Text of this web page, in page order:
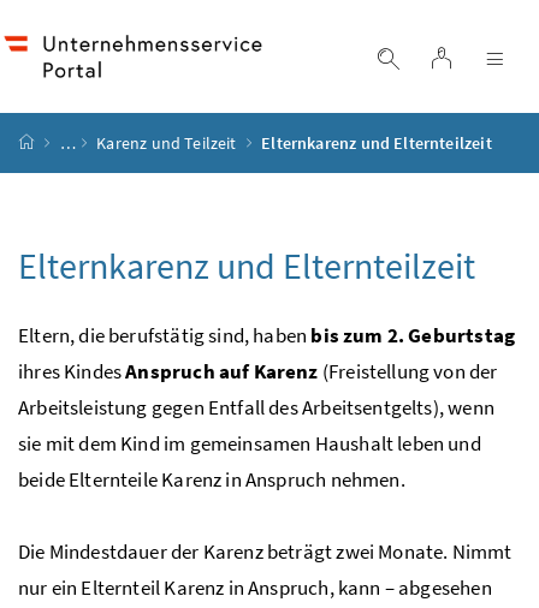
SucheLogin
Startseite
… Karenz und Teilzeit Elternkarenz und Elternteilzeit
Elternkarenz und Elternteilzeit
Eltern, die berufstätig sind, haben bis zum 2. Geburtstag
ihres KindesAnspruch auf Karenz (Freistellung von der
Arbeitsleistung gegen Entfall des Arbeitsentgelts), wenn
sie mit dem Kind im gemeinsamen Haushalt leben und
beide Elternteile Karenz in Anspruch nehmen.
Die Mindestdauer der Karenz beträgt zwei Monate. Nimmt
nur ein Elternteil Karenz in Anspruch, kann – abgesehen